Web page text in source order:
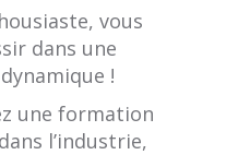
vous
dans une
!
une formation
l’industrie,